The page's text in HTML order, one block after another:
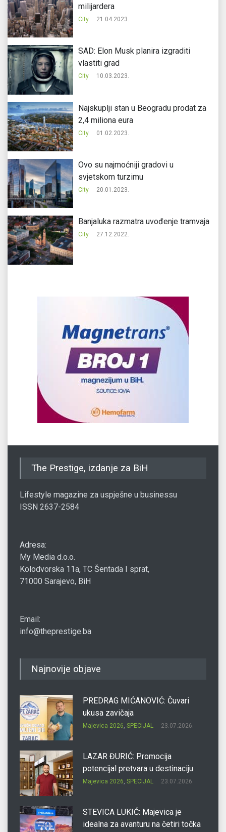
milijardera
City 21.04.2023.
SAD: Elon Musk planira izgraditi
vlastiti grad
City 10.03.2023.
Najskuplji stan u Beogradu prodat za
2,4 miliona eura
City 01.02.2023.
Ovo su najmoćniji gradovi u
svjetskom turzimu
City 20.01.2023.
Banjaluka razmatra uvođenje tramvaja
City 27.12.2022.
The Prestige, izdanje za BiH
Lifestyle magazine za uspješne u businessu
ISSN 2637-2584
Adresa:
My Media d.o.o.
Kolodvorska 11a, TC Šentada I sprat,
71000 Sarajevo, BiH
Email:
info@theprestige.ba
Najnovije objave
PREDRAG MIĆANOVIĆ: Čuvari
ukusa zavičaja
Majevica 2026, SPECIJAL 23.07.2026.
LAZAR ĐURIĆ: Promocija
potencijal pretvara u destinaciju
Majevica 2026, SPECIJAL 23.07.2026.
STEVICA LUKIĆ: Majevica je
idealna za avanturu na četiri točka